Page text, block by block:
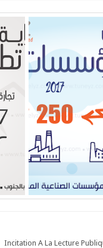
Incitation A La Lecture